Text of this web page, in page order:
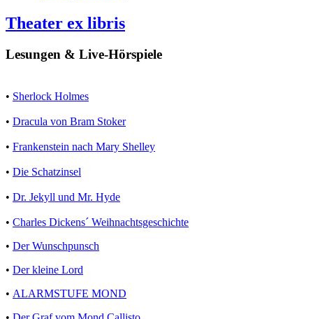
Theater ex libris
Lesungen & Live-Hörspiele
• Sherlock Holmes
• Dracula von Bram Stoker
• Frankenstein nach Mary Shelley
• Die Schatzinsel
• Dr. Jekyll und Mr. Hyde
• Charles Dickens´ Weihnachtsgeschichte
• Der Wunschpunsch
• Der kleine Lord
• ALARMSTUFE MOND